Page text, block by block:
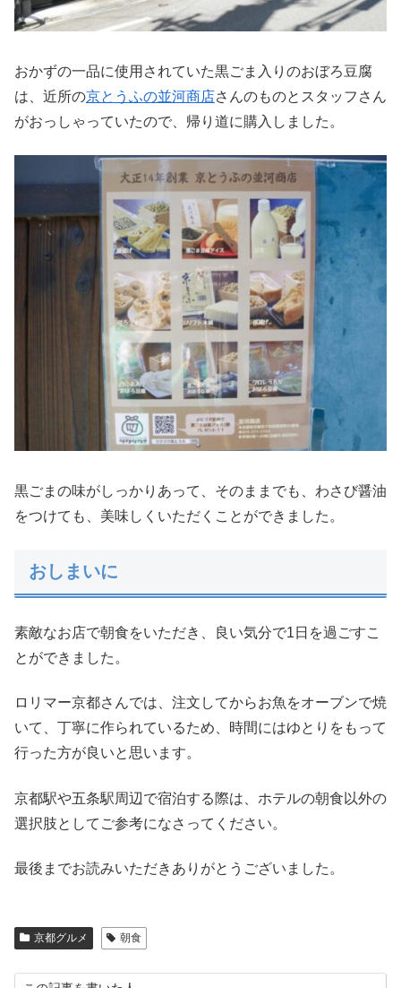
おかずの一品に使用されていた黒ごま入りのおぼろ豆腐
は、近所の京とうふの並河商店さんのものとスタッフさん
がおっしゃっていたので、帰り道に購入しました。
黒ごまの味がしっかりあって、そのままでも、わさび醤油
をつけても、美味しくいただくことができました。
おしまいに
素敵なお店で朝食をいただき、良い気分で1日を過ごすこ
とができました。
ロリマー京都さんでは、注文してからお魚をオーブンで焼
いて、丁寧に作られているため、時間にはゆとりをもって
行った方が良いと思います。
京都駅や五条駅周辺で宿泊する際は、ホテルの朝食以外の
選択肢としてご参考になさってください。
最後までお読みいただきありがとうございました。
京都グルメ 朝食